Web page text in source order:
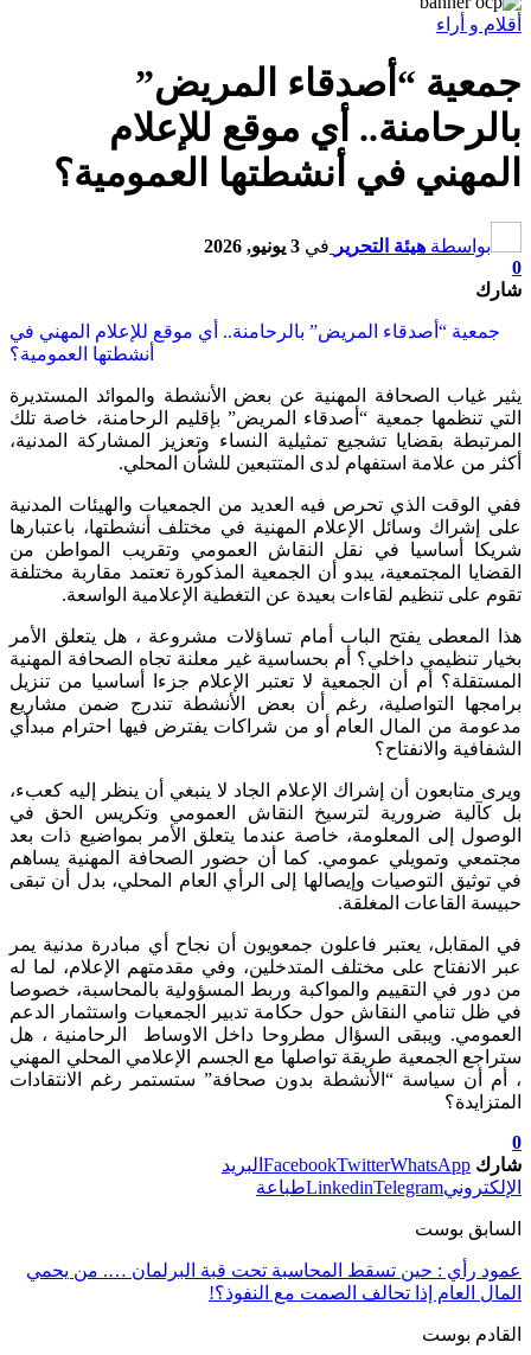
أقلام و أراء
جمعية “أصدقاء المريض”
بالرحامنة.. أي موقع للإعلام
المهني في أنشطتها العمومية؟
بواسطة هيئة التحرير في 3 يونيو, 2026
0
شارك
جمعية “أصدقاء المريض” بالرحامنة.. أي موقع للإعلام المهني في
أنشطتها العمومية؟
يثير غياب الصحافة المهنية عن بعض الأنشطة والموائد المستديرة
التي تنظمها جمعية “أصدقاء المريض” بإقليم الرحامنة، خاصة تلك
المرتبطة بقضايا تشجيع تمثيلية النساء وتعزيز المشاركة المدنية،
أكثر من علامة استفهام لدى المتتبعين للشأن المحلي.
ففي الوقت الذي تحرص فيه العديد من الجمعيات والهيئات المدنية
على إشراك وسائل الإعلام المهنية في مختلف أنشطتها، باعتبارها
شريكا أساسيا في نقل النقاش العمومي وتقريب المواطن من
القضايا المجتمعية، يبدو أن الجمعية المذكورة تعتمد مقاربة مختلفة
تقوم على تنظيم لقاءات بعيدة عن التغطية الإعلامية الواسعة.
هذا المعطى يفتح الباب أمام تساؤلات مشروعة ، هل يتعلق الأمر
بخيار تنظيمي داخلي؟ أم بحساسية غير معلنة تجاه الصحافة المهنية
المستقلة؟ أم أن الجمعية لا تعتبر الإعلام جزءا أساسيا من تنزيل
برامجها التواصلية، رغم أن بعض الأنشطة تندرج ضمن مشاريع
مدعومة من المال العام أو من شراكات يفترض فيها احترام مبدأي
الشفافية والانفتاح؟
ويرى متابعون أن إشراك الإعلام الجاد لا ينبغي أن ينظر إليه كعبء،
بل كآلية ضرورية لترسيخ النقاش العمومي وتكريس الحق في
الوصول إلى المعلومة، خاصة عندما يتعلق الأمر بمواضيع ذات بعد
مجتمعي وتمويلي عمومي. كما أن حضور الصحافة المهنية يساهم
في توثيق التوصيات وإيصالها إلى الرأي العام المحلي، بدل أن تبقى
حبيسة القاعات المغلقة.
في المقابل، يعتبر فاعلون جمعويون أن نجاح أي مبادرة مدنية يمر
عبر الانفتاح على مختلف المتدخلين، وفي مقدمتهم الإعلام، لما له
من دور في التقييم والمواكبة وربط المسؤولية بالمحاسبة، خصوصا
في ظل تنامي النقاش حول حكامة تدبير الجمعيات واستثمار الدعم
العمومي. ويبقى السؤال مطروحا داخل الاوساط الرحامنية ، هل
ستراجع الجمعية طريقة تواصلها مع الجسم الإعلامي المحلي المهني
، أم أن سياسة “الأنشطة بدون صحافة” ستستمر رغم الانتقادات
المتزايدة؟
0
شارك
FacebookTwitterWhatsApp
البريد
الإلكتروني
LinkedinTelegram طباعة
السابق بوست
عمود رأي : حين تسقط المحاسبة تحت قبة البرلمان …. من يحمي
المال العام إذا تحالف الصمت مع النفوذ؟!
القادم بوست